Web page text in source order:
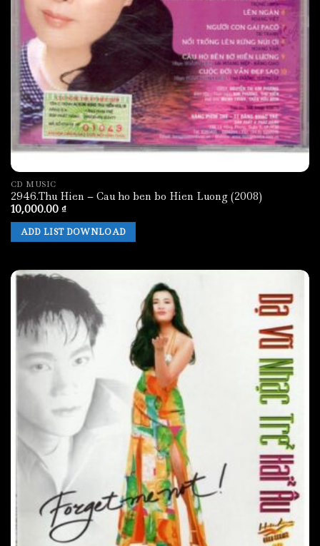
CD MUSIC
2946.Thu Hien – Cau ho ben bo Hien Luong (2008)
10,000.00 ₫
ADD LIST DOWNLOAD